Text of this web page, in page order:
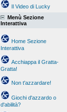
Il Video di Lucky
Menù Sezione
Interattiva
Home Sezione
Interattiva
Acchiappa il Gratta-
Gratta!
Non t'azzardare!
Giochi d'azzardo o
d'abilità?